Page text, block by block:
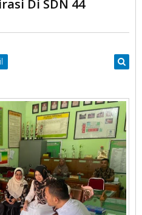
Dengarkan Aspirasi Di SDN 44
Di SDN 44